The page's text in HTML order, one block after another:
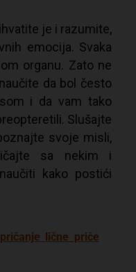
je i razumite,
emocija. Svaka
organu. Zato ne
da bol često
i da vam tako
Slušajte
svoje misli,
sa nekim i
kako postići
lične priče